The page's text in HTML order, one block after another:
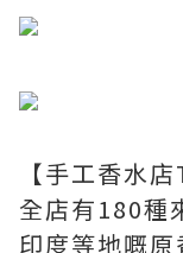
【手工香水
全店有180種
印度等地嘅